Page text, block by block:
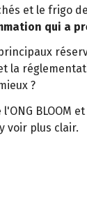
et le frigo
qui a
la
?
voir plus clair.